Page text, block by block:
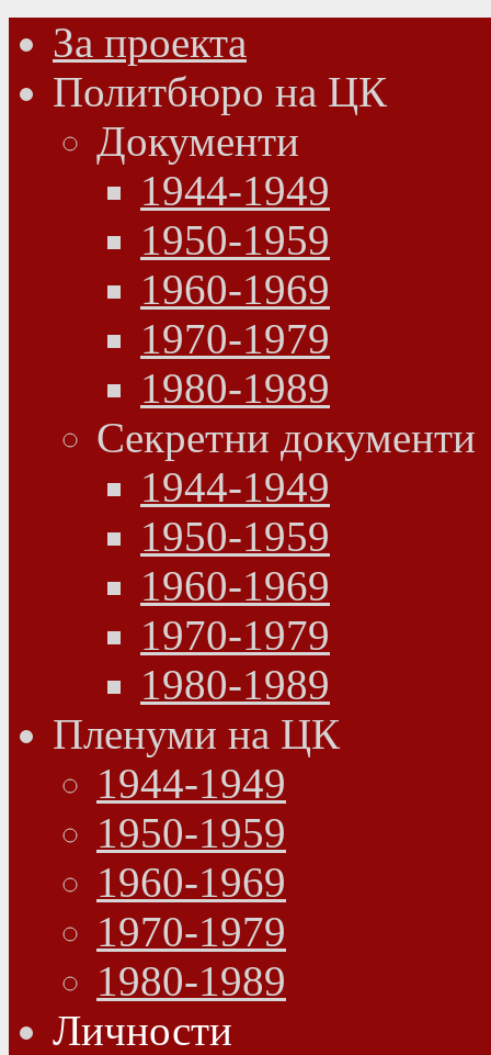
За проекта
Политбюро на ЦК
Документи
1944-1949
1950-1959
1960-1969
1970-1979
1980-1989
Секретни документи
1944-1949
1950-1959
1960-1969
1970-1979
1980-1989
Пленуми на ЦК
1944-1949
1950-1959
1960-1969
1970-1979
1980-1989
Личности